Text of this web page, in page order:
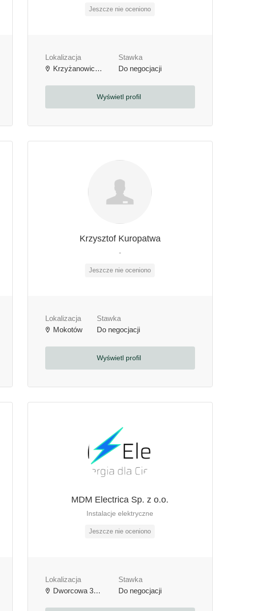
Jeszcze nie oceniono
Lokalizacja
Krzyżanowice, Polska
Stawka
Do negocjacji
Wyświetl profil
Krzysztof Kuropatwa
-
Jeszcze nie oceniono
Lokalizacja
Mokotów
Stawka
Do negocjacji
Wyświetl profil
MDM Electrica Sp. z o.o.
Instalacje elektryczne
Jeszcze nie oceniono
Lokalizacja
Dworcowa 3b, 64-000 Kościan, Polska
Stawka
Do negocjacji